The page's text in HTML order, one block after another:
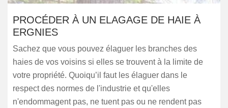
PROCÉDER À UN ELAGAGE DE HAIE À
ERGNIES
Sachez que vous pouvez élaguer les branches des
haies de vos voisins si elles se trouvent à la limite de
votre propriété. Quoiqu’il faut les élaguer dans le
respect des normes de l'industrie et qu'elles
n'endommagent pas, ne tuent pas ou ne rendent pas